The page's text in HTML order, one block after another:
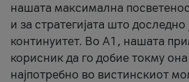
нашата максимална
и за стратегијата што доследно
континуитет. Во А1, нашата
корисник да го добие токму
најпотребно во вистинскиот